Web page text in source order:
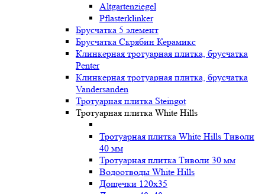
Altgartenziegel
Pflasterklinker
Брусчатка 5 элемент
Брусчатка Скрябин Керамикс
Клинкерная тротуарная плитка, брусчатка
Penter
Клинкерная тротуарная плитка, брусчатка
Vandersanden
Тротуарная плитка Steingot
Тротуарная плитка White Hills
Тротуарная плитка White Hills Тиволи
40 мм
Тротуарная плитка Тиволи 30 мм
Водоотводы White Hills
Дощечки 120x35